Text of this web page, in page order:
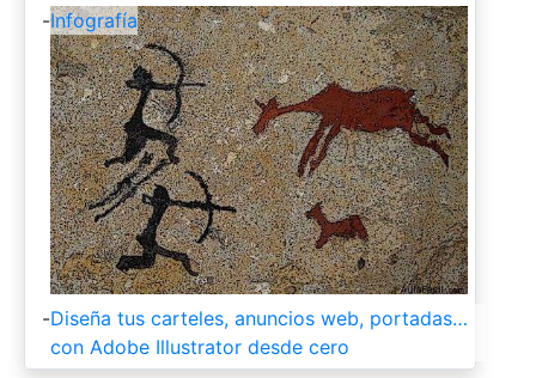
-Infografía
-Diseña tus carteles, anuncios web, portadas…
con Adobe Illustrator desde cero